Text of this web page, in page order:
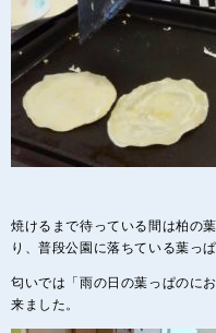
焼けるまで待っている間は柏の
り、普段公園に落ちている葉っ
匂いでは「雨の日の葉っぱのに
来ました。